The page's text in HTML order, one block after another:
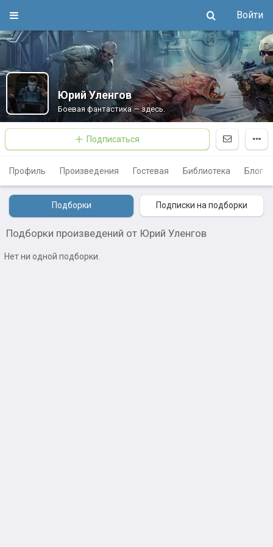
Войти
Юрий Уленгов
Боевая фантастика — здесь.
Подписаться
Профиль Произведения Гостевая Библиотека Блог
Подборки Подписки на подборки
Подборки произведений от Юрий Уленгов
Нет ни одной подборки.